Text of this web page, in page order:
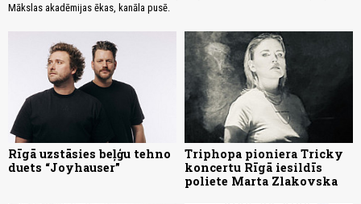
Mākslas akadēmijas ēkas, kanāla pusē.
Rīgā uzstāsies beļģu tehno
duets “Joyhauser”
Triphopa pioniera Tricky
koncertu Rīgā iesildīs
poliete Marta Zlakovska